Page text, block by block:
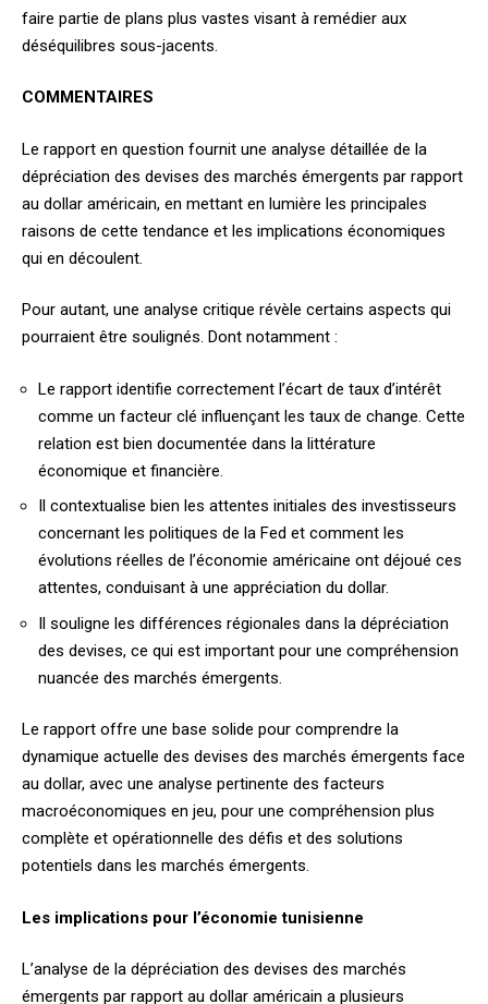
faire partie de plans plus vastes visant à remédier aux
déséquilibres sous-jacents.
COMMENTAIRES
Le rapport en question fournit une analyse détaillée de la
dépréciation des devises des marchés émergents par rapport
au dollar américain, en mettant en lumière les principales
raisons de cette tendance et les implications économiques
qui en découlent.
Pour autant, une analyse critique révèle certains aspects qui
pourraient être soulignés. Dont notamment :
Le rapport identifie correctement l’écart de taux d’intérêt
comme un facteur clé influençant les taux de change. Cette
relation est bien documentée dans la littérature
économique et financière.
Il contextualise bien les attentes initiales des investisseurs
concernant les politiques de la Fed et comment les
évolutions réelles de l’économie américaine ont déjoué ces
attentes, conduisant à une appréciation du dollar.
Il souligne les différences régionales dans la dépréciation
des devises, ce qui est important pour une compréhension
nuancée des marchés émergents.
Le rapport offre une base solide pour comprendre la
dynamique actuelle des devises des marchés émergents face
au dollar, avec une analyse pertinente des facteurs
macroéconomiques en jeu, pour une compréhension plus
complète et opérationnelle des défis et des solutions
potentiels dans les marchés émergents.
Les implications pour l’économie tunisienne
L’analyse de la dépréciation des devises des marchés
émergents par rapport au dollar américain a plusieurs